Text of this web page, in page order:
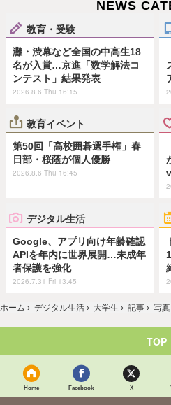
NEWS
教育・受験
灘・渋幕など全国の中高生18
名が入賞…京進「数学解法コ
ンテスト」結果発表
2026.8.6 Thu 16:15
教育イベント
第50回「高校囲碁選手権」春
日部・桜蔭が個人優勝
2026.8.6 Thu 16:45
デジタル生活
Google、アプリ向け年齢確認
APIを年内に世界展開…未成年
者保護を強化
2026.7.31 Fri 13:45
ホーム › デジタル生活 › 大学生 › 記事 › 写
TOP
Home Facebook X